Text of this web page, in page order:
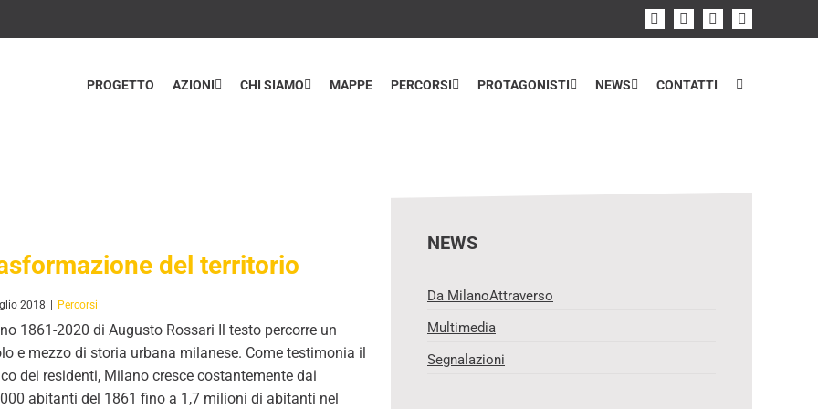
FacebookInstagram
Flickr
PROGETTO AZIONI CHI SIAMO MAPPE PERCORSI PROTAGONISTI NEWS CONTATTI
del territorio
2018 Percorsi
1861-2020 di Augusto Rossari Il testo percorre un
e mezzo di storia urbana milanese. Come testimonia il
dei residenti, Milano cresce costantemente dai
abitanti del 1861 fino a 1,7 milioni di abitanti nel
NEWS
Da MilanoAttraverso
Multimedia
Segnalazioni